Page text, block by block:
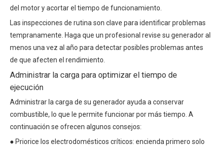
del motor y acortar el tiempo de funcionamiento.
Las inspecciones de rutina son clave para identificar problemas
tempranamente. Haga que un profesional revise su generador al
menos una vez al año para detectar posibles problemas antes
de que afecten el rendimiento.
Administrar la carga para optimizar el tiempo de
ejecución
Administrar la carga de su generador ayuda a conservar
combustible, lo que le permite funcionar por más tiempo. A
continuación se ofrecen algunos consejos:
● Priorice los electrodomésticos críticos: encienda primero solo